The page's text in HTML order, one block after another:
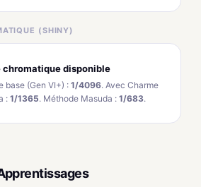
(SHINY)
chromatique disponible
base (Gen VI+) : 1/4096. Avec Charme
: 1/1365. Méthode Masuda : 1/683.